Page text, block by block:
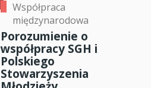
Współpraca
międzynarodowa
Porozumienie o
współpracy SGH i
Polskiego
Stowarzyszenia